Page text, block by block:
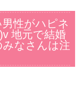
性がハピネ
地元で結婚
なさんは注